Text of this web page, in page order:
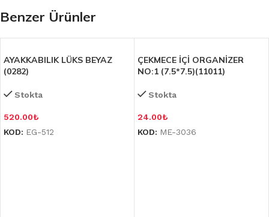
Benzer Ürünler
AYAKKABILIK LÜKS BEYAZ
(0282)
Stokta
520.00₺
KOD: EG-512
ÇEKMECE İÇİ ORGANİZER
NO:1 (7.5*7.5)(11011)
Stokta
24.00₺
KOD: ME-3036